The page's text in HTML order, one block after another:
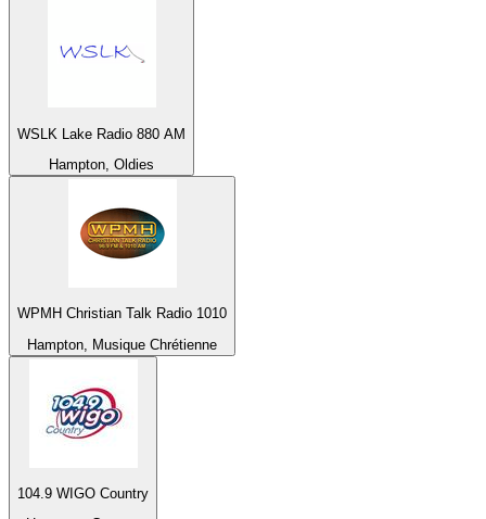
WSLK Lake Radio 880 AM
Hampton, Oldies
WPMH Christian Talk Radio 1010
Hampton, Musique Chrétienne
104.9 WIGO Country